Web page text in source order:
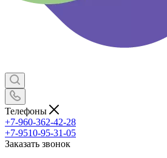
Телефоны
+7-960-362-42-28
+7-9510-95-31-05
Заказать звонок